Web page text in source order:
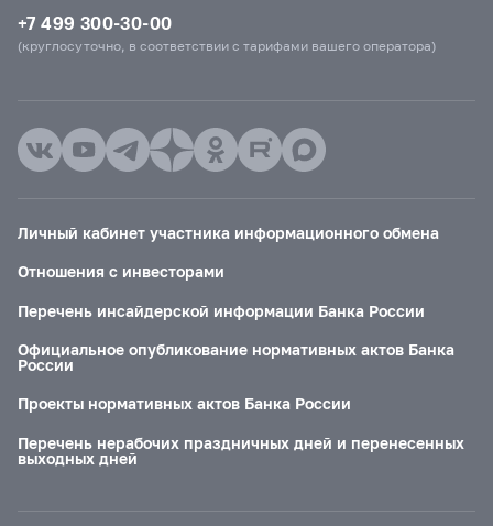
+7 499 300-30-00
(круглосуточно, в соответствии с тарифами вашего оператора)
Личный кабинет участника информационного обмена
Отношения с инвесторами
Перечень инсайдерской информации Банка России
Официальное опубликование нормативных актов Банка
России
Проекты нормативных актов Банка России
Перечень нерабочих праздничных дней и перенесенных
выходных дней